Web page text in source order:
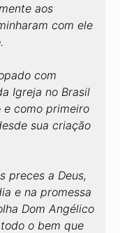
aos
com ele
com
Igreja no Brasil
e como primeiro
sua criação
preces a Deus,
e na promessa
Dom Angélico
o bem que